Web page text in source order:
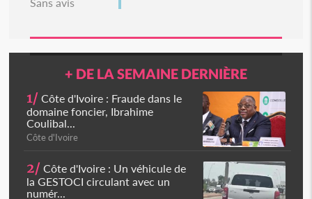
+ DE LA SEMAINE DERNIÈRE
1/ Côte d'Ivoire : Fraude dans le
domaine foncier, Ibrahime
Coulibal...
Côte d'Ivoire
2/ Côte d'Ivoire : Un véhicule de
la GESTOCI circulant avec un
numér...